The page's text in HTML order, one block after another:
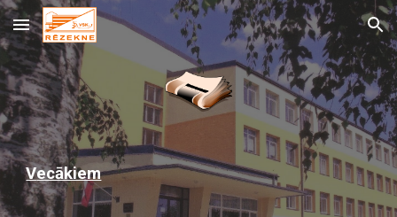
Skip to main content Skip to navigation
Vecākiem